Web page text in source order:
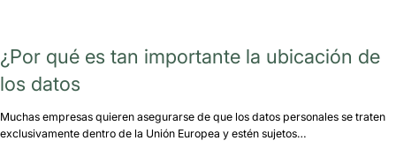
¿Por qué es tan importante la ubicación de
los datos
Muchas empresas quieren asegurarse de que los datos personales se traten
exclusivamente dentro de la Unión Europea y estén sujetos…